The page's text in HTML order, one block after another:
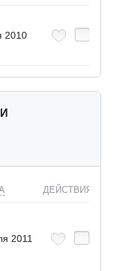
2010
ДЕЙСТВИЯ
2011